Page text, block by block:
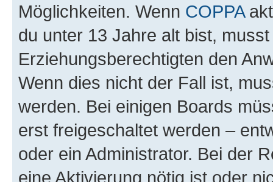
Möglichkeiten. Wenn COPPA
du unter 13 Jahre alt bist,
Erziehungsberechtigten den
Wenn dies nicht der Fall ist,
werden. Bei einigen Boards
erst freigeschaltet werden –
oder ein Administrator. Bei der
eine Aktivierung nötig ist oder